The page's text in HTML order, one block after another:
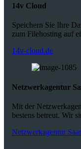
14v Cloud
Speichern Sie Ihre
zum Filehosting auf
14v-cloud.de
Netzwerkagentur
Mit der
bestens betreut. Wir
Netzwerkagentur